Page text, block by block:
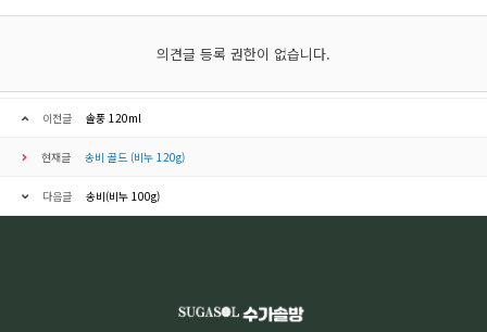
의견글 등록 권한이 없습니다.
이전글 솔풍 120ml
현재글 송비 골드 (비누 120g)
다음글 송비(비누 100g)